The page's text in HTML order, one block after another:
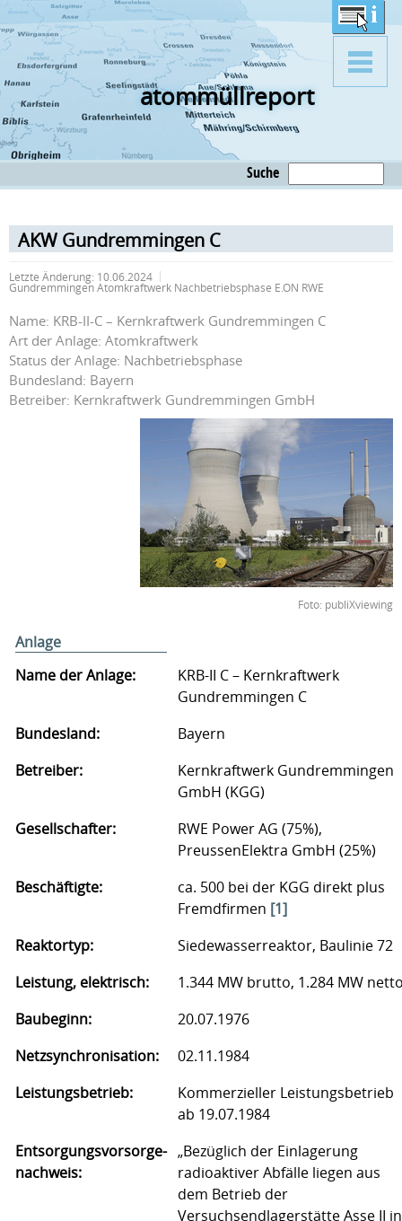
atommüllreport
Suche
AKW Gundremmingen C
Letzte Änderung: 10.06.2024
Gundremmingen Atomkraftwerk Nachbetriebsphase E.ON RWE
Name: KRB-II-C – Kernkraftwerk Gundremmingen C
Art der Anlage: Atomkraftwerk
Status der Anlage: Nachbetriebsphase
Bundesland: Bayern
Betreiber: Kernkraftwerk Gundremmingen GmbH
Foto: publiXviewing
Anlage
Name der Anlage:
KRB-II C – Kernkraftwerk
Gundremmingen C
Bundesland:
Bayern
Betreiber:
Kernkraftwerk Gundremmingen
GmbH (KGG)
Gesellschafter:
RWE Power AG (75%),
PreussenElektra GmbH (25%)
Beschäftigte:
ca. 500 bei der KGG direkt plus
Fremdfirmen [1]
Reaktortyp:
Siedewasserreaktor, Baulinie 72
Leistung, elektrisch:
1.344 MW brutto, 1.284 MW
Baubeginn:
20.07.1976
Netzsynchronisation:
02.11.1984
Leistungsbetrieb:
Kommerzieller Leistungsbetrieb
ab 19.07.1984
Entsorgungsvorsorge-
nachweis:
„Bezüglich der Einlagerung
radioaktiver Abfälle liegen aus
dem Betrieb der
Versuchsendlagerstätte Asse II in